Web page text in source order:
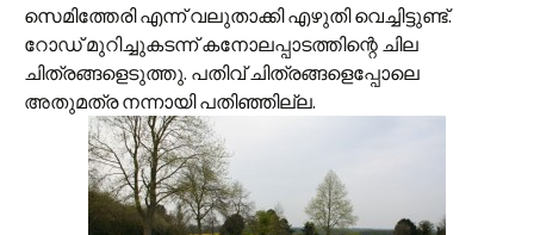
സെമിത്തേരി എന്ന് വലുതാക്കി എഴുതി വെച്ചിട്ടുണ്ട്.
റോഡ് മുറിച്ചുകടന്ന് കനോലപ്പാടത്തിന്റെ ചില
ചിത്രങ്ങളെടുത്തു. പതിവ് ചിത്രങ്ങളെപ്പോലെ
അതുമത്ര നന്നായി പതിഞ്ഞില്ല.